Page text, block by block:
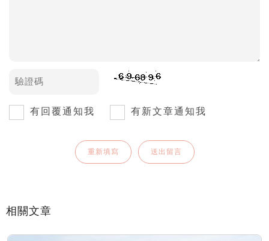
有回覆通知我 有新文章通知我
相關文章